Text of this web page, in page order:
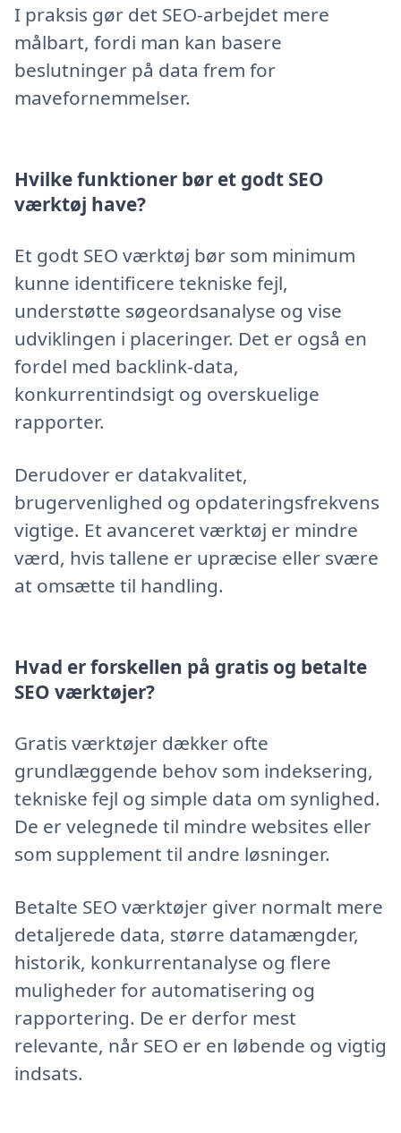
I praksis gør det SEO-arbejdet mere
målbart, fordi man kan basere
beslutninger på data frem for
mavefornemmelser.
Hvilke funktioner bør et godt SEO
værktøj have?
Et godt SEO værktøj bør som minimum
kunne identificere tekniske fejl,
understøtte søgeordsanalyse og vise
udviklingen i placeringer. Det er også en
fordel med backlink-data,
konkurrentindsigt og overskuelige
rapporter.
Derudover er datakvalitet,
brugervenlighed og opdateringsfrekvens
vigtige. Et avanceret værktøj er mindre
værd, hvis tallene er upræcise eller svære
at omsætte til handling.
Hvad er forskellen på gratis og betalte
SEO værktøjer?
Gratis værktøjer dækker ofte
grundlæggende behov som indeksering,
tekniske fejl og simple data om synlighed.
De er velegnede til mindre websites eller
som supplement til andre løsninger.
Betalte SEO værktøjer giver normalt mere
detaljerede data, større datamængder,
historik, konkurrentanalyse og flere
muligheder for automatisering og
rapportering. De er derfor mest
relevante, når SEO er en løbende og vigtig
indsats.